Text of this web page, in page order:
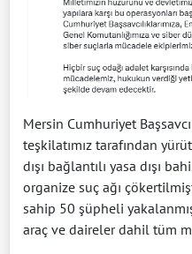
Mersin Cumhuriyet
teşkilatımız tarafından
dışı bağlantılı yasa dışı
organize suç ağı
sahip 50 şüpheli
araç ve daireler dahil tüm